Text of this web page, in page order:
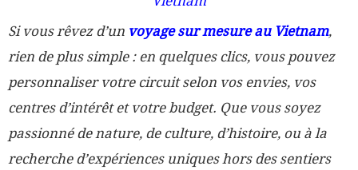
Si vous rêvez d’un voyage sur mesure au Vietnam,
rien de plus simple : en quelques clics, vous pouvez
personnaliser votre circuit selon vos envies, vos
centres d’intérêt et votre budget. Que vous soyez
passionné de nature, de culture, d’histoire, ou à la
recherche d’expériences uniques hors des sentiers